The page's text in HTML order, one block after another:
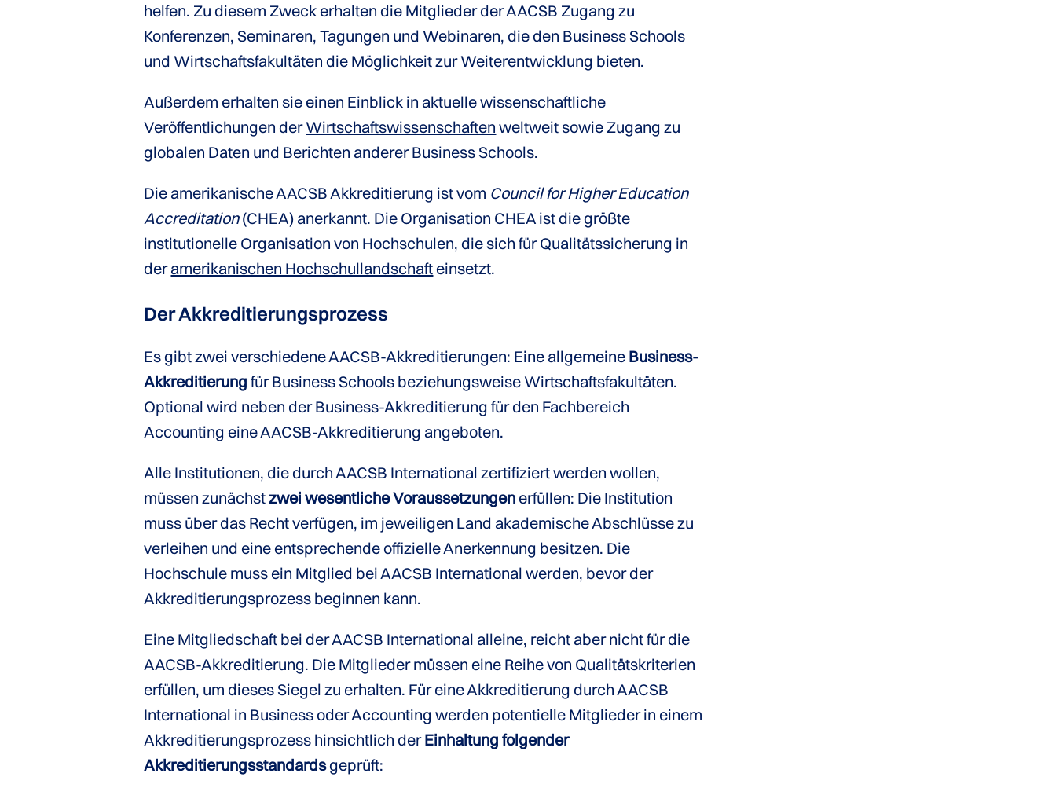
helfen. Zu diesem Zweck erhalten die Mitglieder der AACSB Zugang zu
Konferenzen, Seminaren, Tagungen und Webinaren, die den Business Schools
und Wirtschaftsfakultäten die Möglichkeit zur Weiterentwicklung bieten.
Außerdem erhalten sie einen Einblick in aktuelle wissenschaftliche
Veröffentlichungen derWirtschaftswissenschaften weltweit sowie Zugang zu
globalen Daten und Berichten anderer Business Schools.
Die amerikanische AACSB Akkreditierung ist vom Council for Higher Education
Accreditation(CHEA) anerkannt. Die Organisation CHEA ist die größte
institutionelle Organisation von Hochschulen, die sich für Qualitätssicherung in
deramerikanischen Hochschullandschafteinsetzt.
Der Akkreditierungs­prozess
Es gibt zwei verschiedene AACSB-Akkreditierungen: Eine allgemeine Business-
Akkreditierung für Business Schools beziehungsweise Wirtschaftsfakultäten.
Optional wird neben der Business-Akkreditierung für den Fachbereich
Accounting eine AACSB-Akkreditierung angeboten.
Alle Institutionen, die durch AACSB International zertifiziert werden wollen,
müssen zunächstzwei wesentliche Voraussetzungenerfüllen: Die Institution
muss über das Recht verfügen, im jeweiligen Land akademische Abschlüsse zu
verleihen und eine entsprechende offizielle Anerkennung besitzen. Die
Hochschule muss ein Mitglied bei AACSB International werden, bevor der
Akkreditierungsprozess beginnen kann.
Eine Mitgliedschaft bei der AACSB International alleine, reicht aber nicht für die
AACSB-Akkreditierung. Die Mitglieder müssen eine Reihe von Qualitätskriterien
erfüllen, um dieses Siegel zu erhalten. Für eine Akkreditierung durch AACSB
International in Business oder Accounting werden potentielle Mitglieder in einem
Akkreditierungsprozess hinsichtlich derEinhaltung folgender
Akkreditierungsstandardsgeprüft: